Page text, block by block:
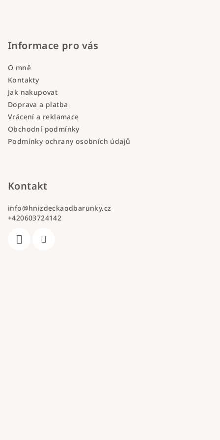
Informace pro vás
O mně
Kontakty
Jak nakupovat
Doprava a platba
Vrácení a reklamace
Obchodní podmínky
Podmínky ochrany osobních údajů
Kontakt
info@hnizdeckaodbarunky.cz
+420603724142